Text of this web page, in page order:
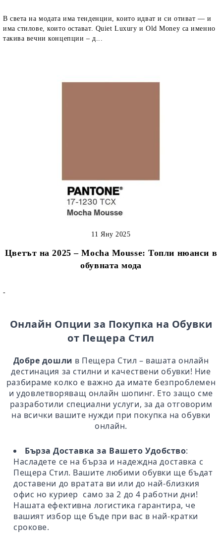
В света на модата има тенденции, които идват и си отиват — и
има стилове, които остават. Quiet Luxury и Old Money са именно
такива вечни концепции – д...
Цветът на 2025 – Mocha Mousse: Топли нюанси в
обувната мода
11 Яну 2025
-
Онлайн Опции за Покупка на Обувки
от Пещера Стил
Добре дошли в Пещера Стил – вашата онлайн
дестинация за стилни и качествени обувки! Ние
разбираме колко е важно да имате безпроблемен
и удовлетворяващ онлайн шопинг. Ето защо сме
разработили специални услуги, за да отговорим
на всички вашите нужди при покупка на обувки
онлайн.
Бърза Доставка за Вашето Удобство:
Насладете се на бърза и надеждна доставка с
Пещера Стил. Вашите любими обувки ще бъдат
доставени до вратата ви или до най-близкия
офис но куриер само за 2 до 4 работни дни!
Нашата ефективна логистика гарантира, че
вашият избор ще бъде при вас в най-кратки
срокове.